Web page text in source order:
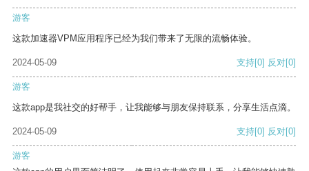
游客
这款加速器VPM应用程序已经为我们带来了无限的流畅体验。
2024-05-09 支持[0] 反对[0]
游客
这款app是我社交的好帮手，让我能够与朋友保持联系，分享生活点滴。
2024-05-09 支持[0] 反对[0]
游客